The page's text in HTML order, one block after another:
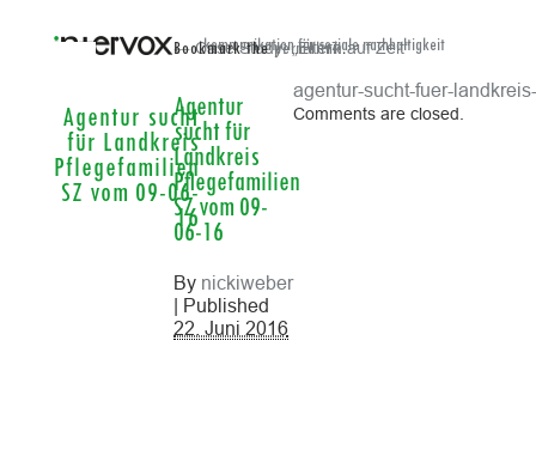
Agentur sucht
für Landkreis
Pflegefamilien
SZ vom 09-06-
16
kommunikation für soziale nachhaltigkeit
← Case Study: „Eltern auf Zeit“
Agentur
sucht für
Landkreis
Pflegefamilien
SZ vom 09-
06-16
By nickiweber
| Published
22. Juni 2016
agentur-sucht-fuer-
Bookmark thepermalink.
Comments are closed.